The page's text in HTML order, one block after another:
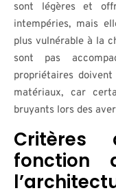
sont légères et
intempéries, mais
plus vulnérable à la
sont pas
propriétaires
matériaux, car
bruyants lors des
Critères
fonction